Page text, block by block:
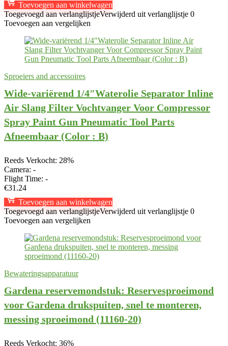
Toevoegen aan winkelwagen
Toegevoegd aan verlanglijstjeVerwijderd uit verlanglijstje 0
Toevoegen aan vergelijken
Sproeiers and accessoires
Wide-variërend 1/4″Waterolie Separator Inline
Air Slang Filter Vochtvanger Voor Compressor
Spray Paint Gun Pneumatic Tool Parts
Afneembaar (Color : B)
Reeds Verkocht: 28%
Camera: -
Flight Time: -
€31.24
Toevoegen aan winkelwagen
Toegevoegd aan verlanglijstjeVerwijderd uit verlanglijstje 0
Toevoegen aan vergelijken
Bewateringsapparatuur
Gardena reservemondstuk: Reservesproeimond
voor Gardena drukspuiten, snel te monteren,
messing sproeimond (11160-20)
Reeds Verkocht: 36%